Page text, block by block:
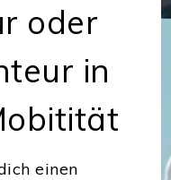
oder
in
einen